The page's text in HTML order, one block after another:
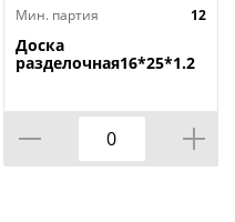
Мин. партия
12
Доска
разделочная16*25*1.2